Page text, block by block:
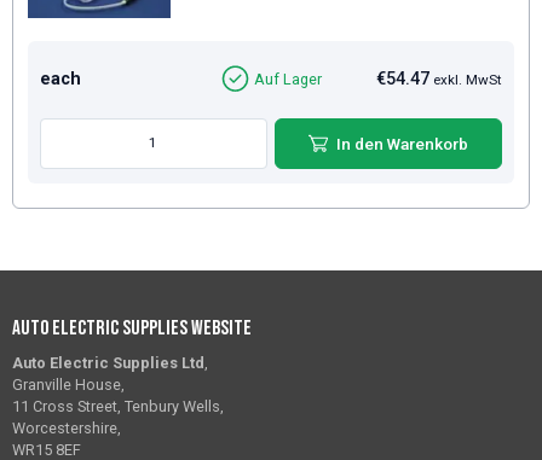
each €54.47 exkl. MwSt
Auf Lager
In den Warenkorb
Auto Electric Supplies Website
Auto Electric Supplies Ltd
Granville House,
11 Cross Street, Tenbury Wells,
Worcestershire,
WR15 8EF